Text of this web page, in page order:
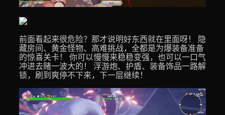
前面看起来很危险？那才说明好东西就在里面呀！ 隐
藏房间、黄金怪物、高难挑战，全都是为爆装备准备
的惊喜关卡！ 你可以慢慢来稳稳变强，也可以一口气
冲进去赌一波大的！ 浮游炮、护盾、装备饰品一路解
锁，刷到爽停不下来，下一层继续！